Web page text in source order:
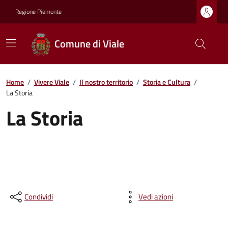
Regione Piemonte
Comune di Viale
Home / Vivere Viale / Il nostro territorio / Storia e Cultura /
La Storia
La Storia
Condividi Vedi azioni